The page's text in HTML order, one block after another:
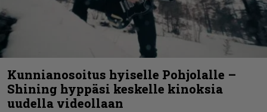
Kunnianosoitus hyiselle Pohjolalle –
Shining hyppäsi keskelle kinoksia
uudella videollaan